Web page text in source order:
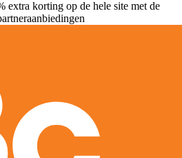
korting op de hele site met de